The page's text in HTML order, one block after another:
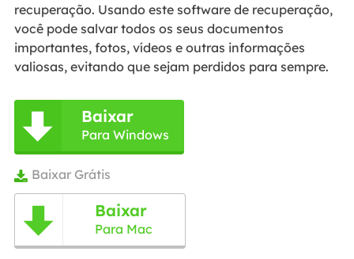
recuperação. Usando este software de recuperação,
você pode salvar todos os seus documentos
importantes, fotos, vídeos e outras informações
valiosas, evitando que sejam perdidos para sempre.
 Baixar
Para Windows
 Baixar Grátis
 Baixar
Para Mac